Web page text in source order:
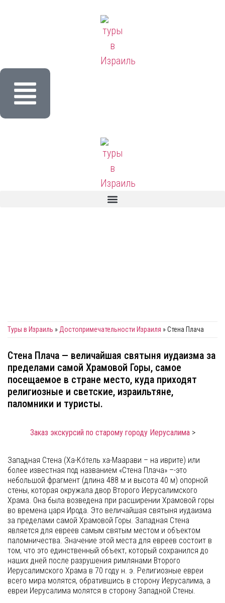
Туры в Израиль » Достопримечательности Израиля »Cтена Плача
Стена Плача — величайшая святыня иудаизма за
пределами самой Храмовой Горы, самое
посещаемое в стране место, куда приходят
религиозные и светские, израильтяне,
паломники и туристы.
Заказ экскурсий по старому городу Иерусалима>
Западная Стена (Ха-Ко́тель ха-Маарави – на иврите) или
более известная под названием «Стена Плача» –-это
небольшой фрагмент (длина 488 м и высота 40 м) опорной
стены, которая окружала двор Второго Иерусалимского
Храма. Она была возведена при расширении Храмовой горы
во времена царя Ирода. Это величайшая святыня иудаизма
за пределами самой Храмовой Горы. Западная Стена
является для евреев самым святым местом и объектом
паломничества. Значение этой места для евреев состоит в
том, что это единственный объект, который сохранился до
наших дней после разрушения римлянами Второго
Иерусалимского Храма в 70 году н. э. Религиозные евреи
всего мира молятся, обратившись в сторону Иерусалима, а
евреи Иерусалима молятся в сторону Западной Стены.